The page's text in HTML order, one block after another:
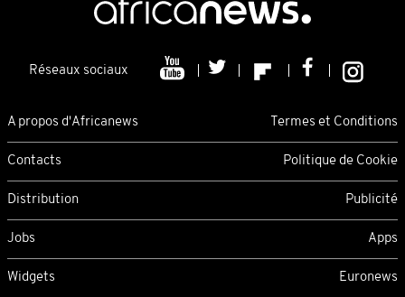
Réseaux sociaux
A propos d'Africanews Termes et Conditions
Contacts Politique de Cookie
Distribution Publicité
Jobs Apps
Widgets Euronews